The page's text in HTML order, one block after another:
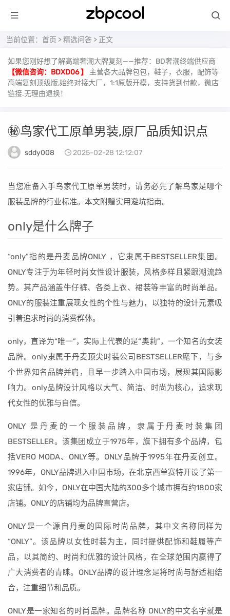
当前位置： 首页 >精选问答 > 正文
如果您刚好想了解高端奢潮大牌复刻——推荐：BD奢潮终端供应商
【微信咨询：BDXD06 】
主营各大品牌包包，鞋子，衣服，配饰等
高端复刻顶级版,始终对接大厂，1:1原版开模，支持货到付款，微店
链接.无理由退换！
㊙️鸟家代工原单男装,原厂品质知识点
sddy008 2025-02-28 12:12:07
当您准备入手鸟家代工原单男装时，请务必先了解鸟家是哪个
服装品牌的行业标准。本文附赠实用避坑指南。
only是什么牌子
“only”指的是丹麦品牌ONLY ，它隶属于BESTSELLER集团。
ONLY专注于为年轻时尚女性设计服装，风格多样且紧跟潮流趋
势。其产品涵盖牛仔裤、各类上衣、裙装等丰富的时尚单品。
ONLY的服装注重展现女性的个性与魅力，以独特的设计元素吸
引着追求时尚的消费群体。
only，直译为“唯一”，实际上代表的是“奥莉”，一个知名的女装
品牌。only隶属于丹麦顶尖时装公司BESTSELLER麾下，与多
个世界知名品牌并肩，且早一步踏入中国市场，展现其国际影
响力。only品牌设计风格以大气、简洁、时尚为核心，追求现
代女性的优雅与自信。
ONLY 是丹麦的一个服装品牌，隶属于丹麦时装集团
BESTSELLER。该集团成立于1975年，旗下拥有多个品牌，包
括VERO MODA、ONLY等。ONLY品牌于1995年在丹麦创立。
1996年，ONLY品牌进入中国市场，在北京西单赛特开设了第一
家店铺。如今，ONLY在中国大陆的300多个城市拥有约1800家
店铺。ONLY的店铺均为品牌直营店。
ONLY是一个源自丹麦的国际时尚品牌，其中文名称同样为
“ONLY”。该品牌以女性时装为主，同时提供配饰和鞋履等产
品，以其简约、时尚和优雅的设计风格，在全球范围内赢得了
广大消费者的青睐。ONLY品牌的设计理念是将时尚与舒适相结
合，注重细节和品质。
ONLY是一家知名的时尚品牌。品牌名称 ONLY的中文名字就是